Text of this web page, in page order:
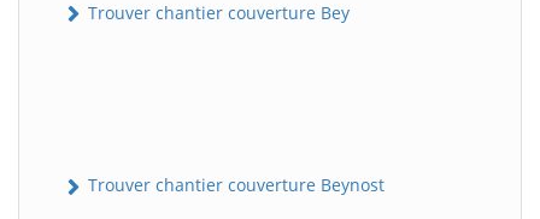
Trouver chantier couverture Bey
Trouver chantier couverture Beynost